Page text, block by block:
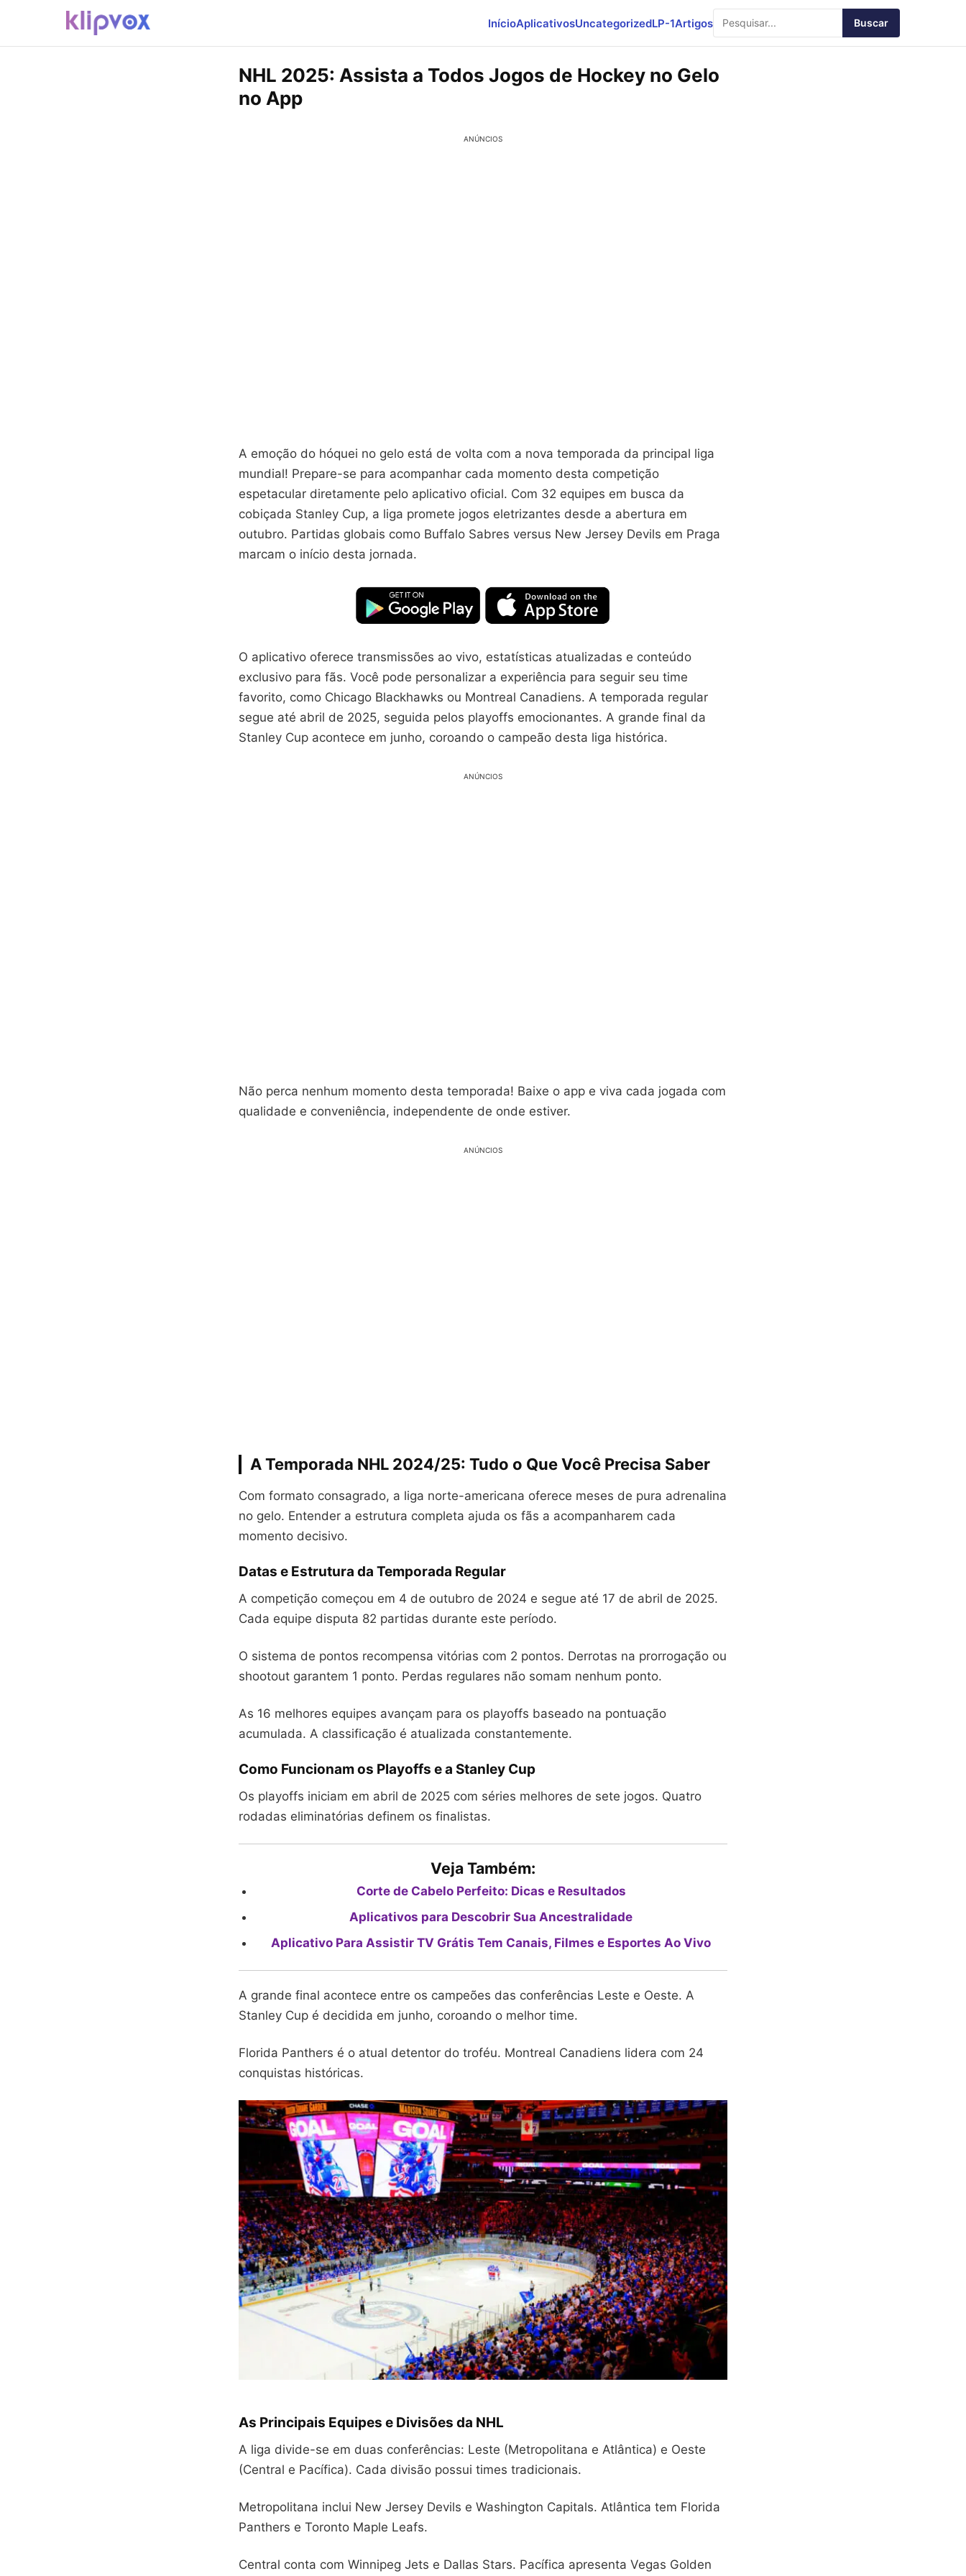
InícioAplicativosUncategorizedLP-1Artigos Buscar
NHL 2025: Assista a Todos Jogos de Hockey no Gelo
no App
ANÚNCIOS
A emoção do hóquei no gelo está de volta com a nova temporada da principal liga
mundial! Prepare-se para acompanhar cada momento desta competição
espetacular diretamente pelo aplicativo oficial. Com 32 equipes em busca da
cobiçada Stanley Cup, a liga promete jogos eletrizantes desde a abertura em
outubro. Partidas globais como Buffalo Sabres versus New Jersey Devils em Praga
marcam o início desta jornada.
O aplicativo oferece transmissões ao vivo, estatísticas atualizadas e conteúdo
exclusivo para fãs. Você pode personalizar a experiência para seguir seu time
favorito, como Chicago Blackhawks ou Montreal Canadiens. A temporada regular
segue até abril de 2025, seguida pelos playoffs emocionantes. A grande final da
Stanley Cup acontece em junho, coroando o campeão desta liga histórica.
ANÚNCIOS
Não perca nenhum momento desta temporada! Baixe o app e viva cada jogada com
qualidade e conveniência, independente de onde estiver.
ANÚNCIOS
A Temporada NHL 2024/25: Tudo o Que Você Precisa Saber
Com formato consagrado, a liga norte-americana oferece meses de pura adrenalina
no gelo. Entender a estrutura completa ajuda os fãs a acompanharem cada
momento decisivo.
Datas e Estrutura da Temporada Regular
A competição começou em 4 de outubro de 2024 e segue até 17 de abril de 2025.
Cada equipe disputa 82 partidas durante este período.
O sistema de pontos recompensa vitórias com 2 pontos. Derrotas na prorrogação ou
shootout garantem 1 ponto. Perdas regulares não somam nenhum ponto.
As 16 melhores equipes avançam para os playoffs baseado na pontuação
acumulada. A classificação é atualizada constantemente.
Como Funcionam os Playoffs e a Stanley Cup
Os playoffs iniciam em abril de 2025 com séries melhores de sete jogos. Quatro
rodadas eliminatórias definem os finalistas.
Veja Também:
Corte de Cabelo Perfeito: Dicas e Resultados
Aplicativos para Descobrir Sua Ancestralidade
Aplicativo Para Assistir TV Grátis Tem Canais, Filmes e Esportes Ao Vivo
A grande final acontece entre os campeões das conferências Leste e Oeste. A
Stanley Cup é decidida em junho, coroando o melhor time.
Florida Panthers é o atual detentor do troféu. Montreal Canadiens lidera com 24
conquistas históricas.
As Principais Equipes e Divisões da NHL
A liga divide-se em duas conferências: Leste (Metropolitana e Atlântica) e Oeste
(Central e Pacífica). Cada divisão possui times tradicionais.
Metropolitana inclui New Jersey Devils e Washington Capitals. Atlântica tem Florida
Panthers e Toronto Maple Leafs.
Central conta com Winnipeg Jets e Dallas Stars. Pacífica apresenta Vegas Golden